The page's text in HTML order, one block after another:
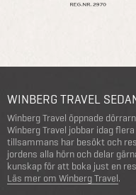
WINBERG TRAVEL
Winberg Travel öppnade
Winberg Travel jobbar idag
tillsammans har besökt och
jordens alla hörn och delar
kunskap för att boka just en
Läs mer om Winberg Travel.